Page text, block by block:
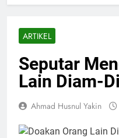
ARTIKEL
Seputar
Lain Diam-
Ahmad Husnul Yakin